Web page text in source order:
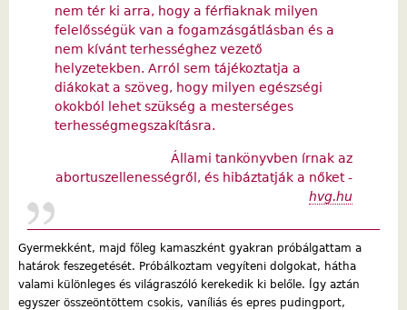
nem tér ki arra, hogy a férfiaknak milyen
felelősségük van a fogamzásgátlásban és a
nem kívánt terhességhez vezető
helyzetekben. Arról sem tájékoztatja a
diákokat a szöveg, hogy milyen egészségi
okokból lehet szükség a mesterséges
terhességmegszakításra.
Állami tankönyvben írnak az
abortuszellenességről, és hibáztatják a nőket -
hvg.hu
Gyermekként, majd főleg kamaszként gyakran próbálgattam a
határok feszegetését. Próbálkoztam vegyíteni dolgokat, hátha
valami különleges és világraszóló kerekedik ki belőle. Így aztán
egyszer összeöntöttem csokis, vaníliás és epres pudingport,